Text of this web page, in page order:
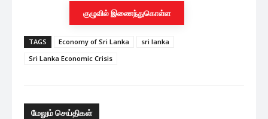
குழுவில் இணைந்துகொள்ள
TAGS Economy of Sri Lanka
sri lanka
Sri Lanka Economic Crisis
மேலும் செய்திகள்